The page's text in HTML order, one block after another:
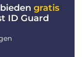
gratis
ID Guard